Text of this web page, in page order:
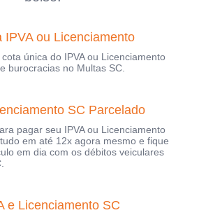
IPVA ou Licenciamento
única do IPVA ou Licenciamento
burocracias no Multas SC.
SC Parcelado
pagar seu IPVA ou Licenciamento
em até 12x agora mesmo e fique
em dia com os débitos veiculares
e Licenciamento SC